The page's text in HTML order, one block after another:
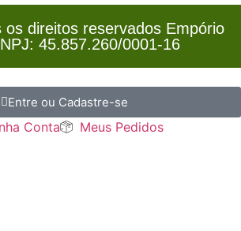
os direitos reservados Empório
45.857.260/0001-16
Entre ou Cadastre-se
Conta Meus Pedidos